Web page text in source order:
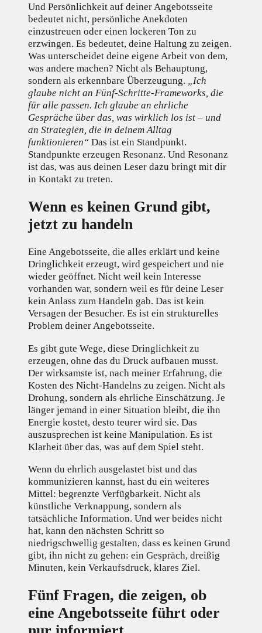
Und Persönlichkeit auf deiner Angebotsseite
bedeutet nicht, persönliche Anekdoten
einzustreuen oder einen lockeren Ton zu
erzwingen. Es bedeutet, deine Haltung zu zeigen.
Was unterscheidet deine eigene Arbeit von dem,
was andere machen? Nicht als Behauptung,
sondern als erkennbare Überzeugung. „Ich
glaube nicht an Fünf-Schritte-Frameworks, die
für alle passen. Ich glaube an ehrliche
Gespräche über das, was wirklich los ist – und
an Strategien, die in deinem Alltag
funktionieren“Das ist ein Standpunkt.
Standpunkte erzeugen Resonanz. Und Resonanz
ist das, was aus deinen Leser dazu bringt mit dir
in Kontakt zu treten.
Wenn es keinen Grund gibt,
jetzt zu handeln
Eine Angebotsseite, die alles erklärt und keine
Dringlichkeit erzeugt, wird gespeichert und nie
wieder geöffnet. Nicht weil kein Interesse
vorhanden war, sondern weil es für deine Leser
kein Anlass zum Handeln gab. Das ist kein
Versagen der Besucher. Es ist ein strukturelles
Problem deiner Angebotsseite.
Es gibt gute Wege, diese Dringlichkeit zu
erzeugen, ohne das du Druck aufbauen musst.
Der wirksamste ist, nach meiner Erfahrung, die
Kosten des Nicht-Handelns zu zeigen. Nicht als
Drohung, sondern als ehrliche Einschätzung. Je
länger jemand in einer Situation bleibt, die ihn
Energie kostet, desto teurer wird sie. Das
auszusprechen ist keine Manipulation. Es ist
Klarheit über das, was auf dem Spiel steht.
Wenn du ehrlich ausgelastet bist und das
kommunizieren kannst, hast du ein weiteres
Mittel: begrenzte Verfügbarkeit. Nicht als
künstliche Verknappung, sondern als
tatsächliche Information. Und wer beides nicht
hat, kann den nächsten Schritt so
niedrigschwellig gestalten, dass es keinen Grund
gibt, ihn nicht zu gehen: ein Gespräch, dreißig
Minuten, kein Verkaufsdruck, klares Ziel.
Fünf Fragen, die zeigen, ob
eine Angebotsseite führt oder